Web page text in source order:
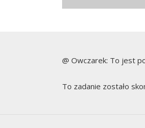
@ Owczarek: To jest
To zadanie zostało